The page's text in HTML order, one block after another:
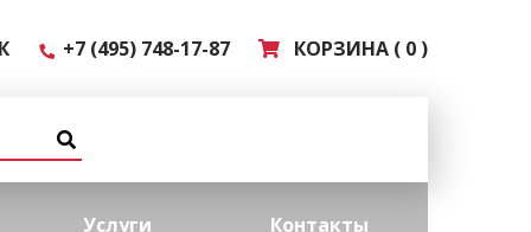
+7 (495) 748-17-87 КОРЗИНА ( 0 )
Услуги Контакты